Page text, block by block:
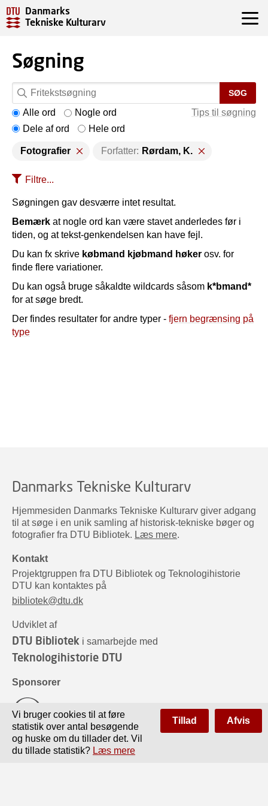
Danmarks
Tekniske Kulturarv
Søgning
SØG
Tips til søgning
Alle ord
Nogle ord
Dele af ord
Hele ord
Fotografier Forfatter: Rørdam, K.
Filtre...
Søgningen gav desværre intet resultat.
Bemærk at nogle ord kan være stavet anderledes før i
tiden, og at tekst-genkendelsen kan have fejl.
Du kan fx skrive købmand kjøbmand høker osv. for
finde flere variationer.
Du kan også bruge såkaldte wildcards såsom k*bmand*
for at søge bredt.
Der findes resultater for andre typer - fjern begrænsing på
type
Danmarks Tekniske Kulturarv
Hjemmesiden Danmarks Tekniske Kulturarv giver adgang
til at søge i en unik samling af historisk-tekniske bøger og
fotografier fra DTU Bibliotek. Læs mere.
Kontakt
Projektgruppen fra DTU Bibliotek og Teknologihistorie
DTU kan kontaktes på
bibliotek@dtu.dk
Udviklet af
DTU Bibliotek i samarbejde med
Teknologihistorie DTU
Sponsorer
Vi bruger cookies til at føre
statistik over antal besøgende
og huske om du tillader det. Vil
du tillade statistik? Læs mere
Tillad Afvis